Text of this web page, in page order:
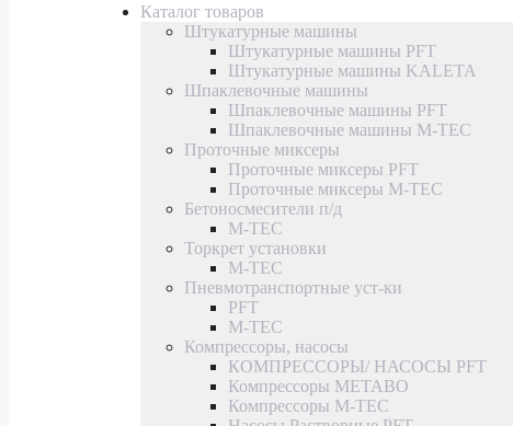
Каталог товаров
Штукатурные машины
Штукатурные машины PFT
Штукатурные машины KALETA
Шпаклевочные машины
Шпаклевочные машины PFT
Шпаклевочные машины M-TEC
Проточные миксеры
Проточные миксеры PFT
Проточные миксеры M-TEC
Бетоносмесители п/д
M-TEC
Торкрет установки
M-TEC
Пневмотранспортные уст-ки
PFT
M-TEC
Компрессоры, насосы
КОМПРЕССОРЫ/ НАСОСЫ PFT
Компрессоры METABO
Компрессоры M-TEC